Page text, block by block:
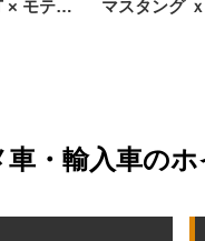
フォード フィエスタ ST × モテギレーシング MR157 CM8 17インチ
車・輸入車の